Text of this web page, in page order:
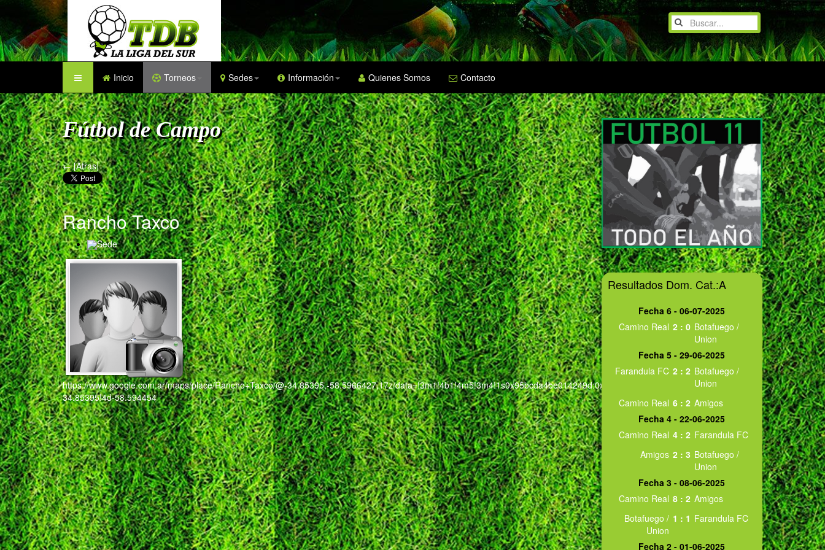
Inicio Torneos Sedes Información Quienes Somos Contacto
Fútbol de Campo
← [Atras]
Rancho Taxco
Sede
https://www.google.com.ar/maps/place/Rancho+Taxco/@-34.85395,-58.5966427,17z/data=!3m1!4b1!4m5!3m4!1s0x95bcda4be014249d:0x69ab7b82e7abebd8!8m2!3d-
34.85395!4d-58.594454
Resultados Dom. Cat.:A
Fecha 6 - 06-07-2025
Camino Real 2: 0 Botafuego /
Union
Fecha 5 - 29-06-2025
Farandula FC 2: 2 Botafuego /
Union
Camino Real 6: 2 Amigos
Fecha 4 - 22-06-2025
Camino Real 4: 2 Farandula FC
Amigos 2: 3 Botafuego /
Union
Fecha 3 - 08-06-2025
Camino Real 8: 2 Amigos
Botafuego /
Union
1 : 1 Farandula FC
Fecha 2 - 01-06-2025